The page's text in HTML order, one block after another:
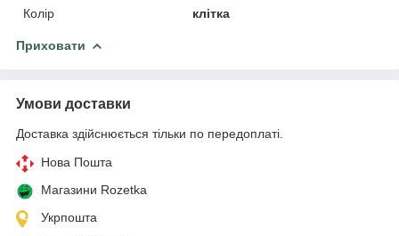
Колір
клітка
Приховати
Умови доставки
Доставка здійснюється тільки по передоплаті.
Нова Пошта
Магазини Rozetka
Укрпошта